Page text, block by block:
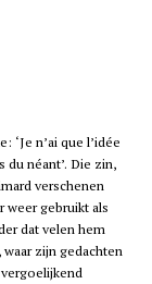
n’ai que l’idée
néant’. Die zin,
verschenen
weer gebruikt als
dat velen hem
zijn gedachten